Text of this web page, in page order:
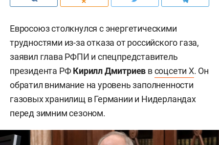
Евросоюз столкнулся с энергетическими
трудностями из-за отказа от российского газа,
заявил глава РФПИ и спецпредставитель
президента РФКирилл Дмитриев всоцсети X. Он
обратил внимание на уровень заполненности
газовых хранилищ в Германии и Нидерландах
перед зимним сезоном.